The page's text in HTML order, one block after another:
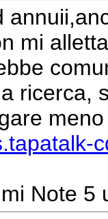
mi
ricerca,
Note 5